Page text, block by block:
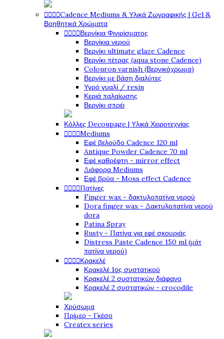
Cadence Mediums & Υλικά Ζωγραφικής | Gel &
Βοηθητικά Χρώματα
Βερνίκια Φινιρίσματος
Βερνίκια νερού
Βερνίκι ultimate glaze Cadence
Βερνίκι πέτρας (aqua stone Cadence)
Colouron varnish (Βερνικόχρωμα)
Βερνίκι με βάση διαλύτες
Υγρό γυαλί / resin
Κεριά παλαίωσης
Βερνίκι σπρέι
Κόλλες Decoupage | Υλικά Χειροτεχνίας
Mediums
Εφέ βελούδο Cadence 120 ml
Antique Powder Cadence 70 ml
Εφέ καθρέφτη - mirror effect
Διάφορα Mediums
Εφέ βρύα - Moss effect Cadence
Πατίνες
Finger wax - δακτυλοπατίνα νερού
Dora finger wax - Δακτυλοπατίνα νερού
dora
Patina Spray
Rusty - Πατίνα για εφέ σκουριάς
Distress Paste Cadence 150 ml (μάτ
πατίνα νερού)
Κρακελέ
Κρακελέ 1ος συστατικού
Κρακελέ 2 συστατικών διάφανο
Κρακελέ 2 συστατικών - crocodile
Χρύσωμα
Πρίμερ - Γκέσο
Createx series